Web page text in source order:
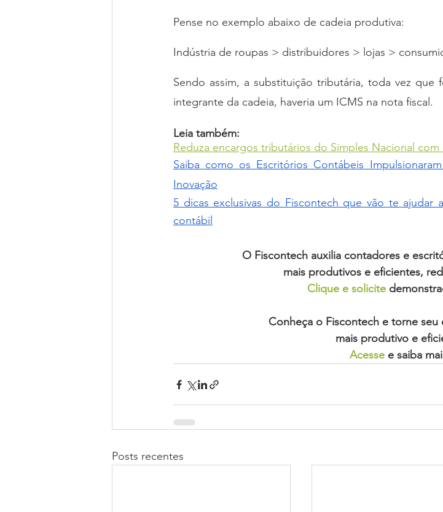
Pense no exemplo abaixo de cadeia produtiva:
Indústria de roupas > distribuidores > lojas >
Sendo assim, a substituição tributária, toda vez que
integrante da cadeia, haveria um ICMS na nota fiscal.
Leia também:
Reduza encargos tributários do Simples Nacional
Saiba como os Escritórios Contábeis
Inovação
5 dicas exclusivas do Fiscontech que vão te ajudar
contábil
O Fiscontech auxilia contadores e
mais produtivos e eficientes,
Clique e solicite
Conheça o Fiscontech e torne seu
mais produtivo e
Acesse e saiba
Posts recentes